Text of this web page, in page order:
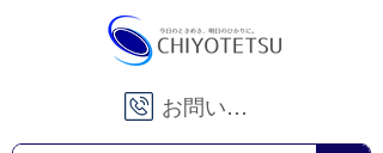
お問い合わせ